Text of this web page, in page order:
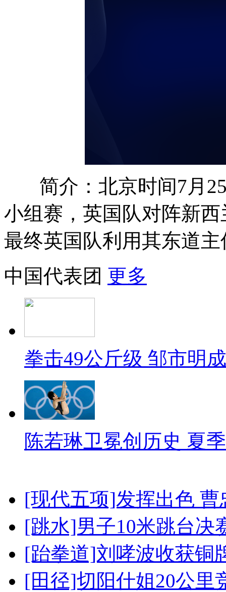
简介：北京时间7月
小组赛，英国队对阵新
最终英国队利用其东道
中国代表团 更多
拳击49公斤级 邹市明
陈若琳卫冕创历史 夏
[现代五项]发挥出色
[跳水]男子10米跳台决
[跆拳道]刘哮波收获铜
[田径]切阳什姐20公里